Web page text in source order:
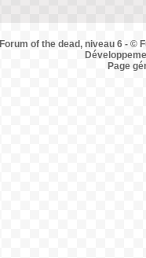
Forum of the dead, niveau 6 - ©
Page